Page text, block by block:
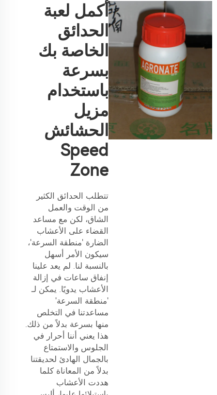
أكمل لعبة
الحدائق
الخاصة بك
بسرعة
باستخدام
مزيل
الحشائش
Speed
Zone
تتطلب الحدائق الكثير
من الوقت والعمل
الشاق، لكن مع مساعد
القضاء على الأعشاب
الضارة 'منطقة السرعة'،
سيكون الأمر أسهل
بالنسبة لنا. لم يعد علينا
إنفاق ساعات في إزالة
الأعشاب يدويًا. يمكن لـ
'منطقة السرعة'
مساعدتنا في التخلص
منها بسرعة بدلاً من ذلك.
هذا يعني أننا أحرار في
الجلوس والاستمتاع
بالجمال الهادئ لحديقتنا
بدلاً من المعاناة كلما
هددت الأعشاب